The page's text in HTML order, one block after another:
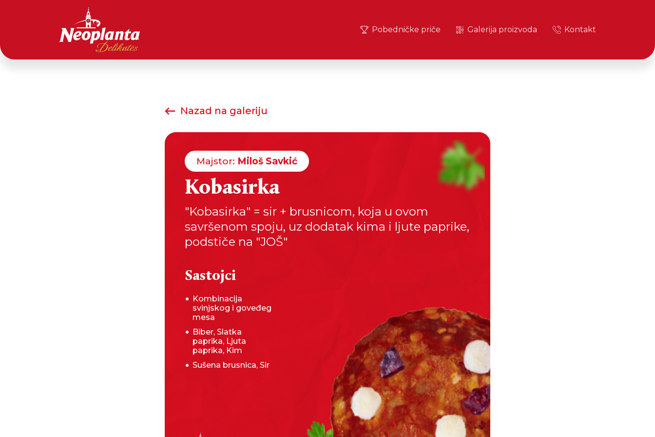
Pobedničke priče Galerija proizvoda Kontakt
Nazad na galeriju
Majstor: Miloš Savkić
Kobasirka
"Kobasirka" = sir + brusnicom, koja u ovom
savršenom spoju, uz dodatak kima i ljute paprike,
podstiče na "JOŠ"
Sastojci
Kombinacija
svinjskog i goveđeg
mesa
Biber, Slatka
paprika, Ljuta
paprika, Kim
Sušena brusnica, Sir